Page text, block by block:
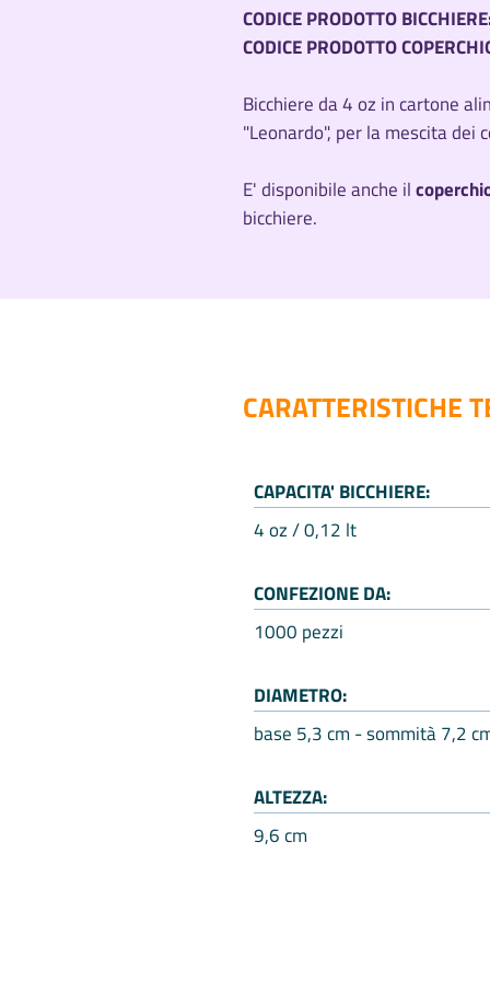
CODICE PRODOTTO
CODICE PRODOTTO
Bicchiere da 4 oz in cartone
"Leonardo", per la mescita
E' disponibile anche il
bicchiere.
CARATTERISTICHE
CAPACITA' BICCHIERE:
4 oz / 0,12 lt
CONFEZIONE DA:
1000 pezzi
DIAMETRO:
base 5,3 cm - sommità 7,2
ALTEZZA:
9,6 cm